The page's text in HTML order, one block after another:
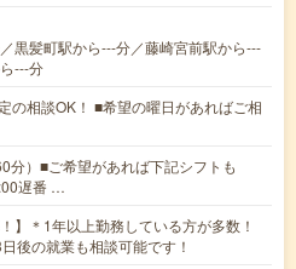
黒髪町駅から---分／藤崎宮前駅から---
---分
の相談OK！ ■希望の曜日があればご相
分）■ご希望があれば下記シフトも
遅番 …
】＊1年以上勤務している方が多数！
後の就業も相談可能です！